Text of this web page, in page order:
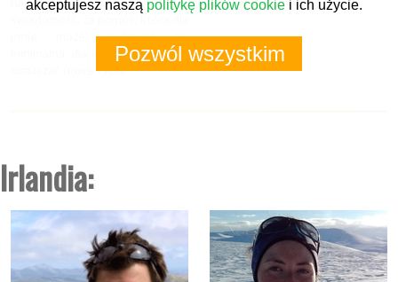
akceptujesz naszą politykę plików cookiei ich użycie.
Pozwól wszystkim
mnie może wydawać się
minimalna, dla innej osoby może
oznaczać nowe życie.
Irlandia: